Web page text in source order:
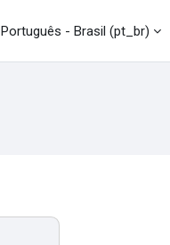
Português - Brasil ‎(pt_br)‎